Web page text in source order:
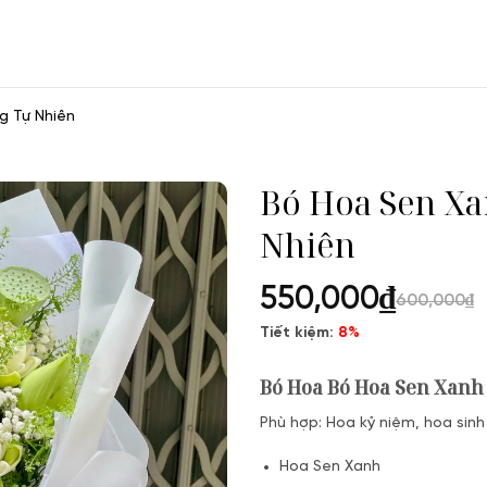
Tự Nhiên
Bó Hoa Sen
Nhiên
550,000₫600,000₫
Tiết kiệm: 8%
Bó Hoa Bó Hoa Sen
Phù hợp: Hoa kỷ niệm, hoa
Hoa Sen Xanh